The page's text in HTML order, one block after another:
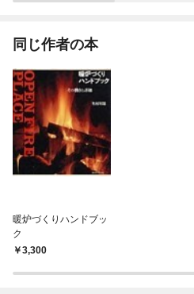
同じ作者の本
暖炉づくりハンドブッ
ク
3,300